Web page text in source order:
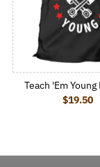
Teach 'Em Young
$19.50